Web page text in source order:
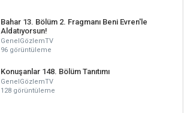
Bahar 13. Bölüm 2. Fragmanı Beni Evren'le
Aldatıyorsun!
GenelGözlemTV
96 görüntüleme
Konuşanlar 148. Bölüm Tanıtımı
GenelGözlemTV
128 görüntüleme